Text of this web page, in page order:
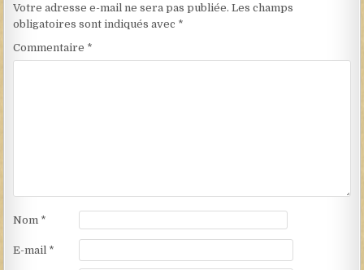
Votre adresse e-mail ne sera pas publiée. Les champs
obligatoires sont indiqués avec *
Commentaire *
Nom *
E-mail *